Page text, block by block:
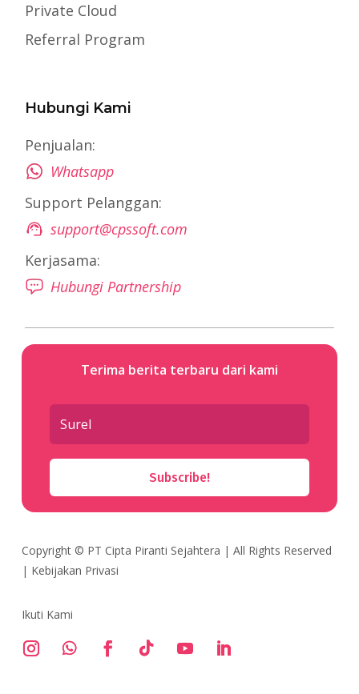
Private Cloud
Referral Program
Hubungi Kami
Penjualan:
Whatsapp
Support Pelanggan:
support@cpssoft.com
Kerjasama:
Hubungi Partnership
Terima berita terbaru dari kami
Subscribe!
Copyright © PT Cipta Piranti Sejahtera | All Rights Reserved
| Kebijakan Privasi
Ikuti Kami